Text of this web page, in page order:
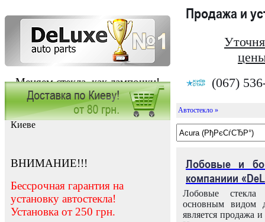
Меняем стекла, как лампочки!
Продажа и
(067)
Заказать установку автостекла в
Киеве
ВНИМАНИЕ!!!
Бессрочная гарантия на
установку автостекла!
Установка от 250 грн.
Автостекло »
Лобовые и
компаниии
Лобовые
основным видом
является продажа и